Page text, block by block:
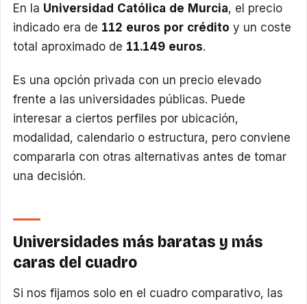
En la Universidad Católica de Murcia, el precio
indicado era de 112 euros por crédito y un coste
total aproximado de 11.149 euros.
Es una opción privada con un precio elevado
frente a las universidades públicas. Puede
interesar a ciertos perfiles por ubicación,
modalidad, calendario o estructura, pero conviene
compararla con otras alternativas antes de tomar
una decisión.
Universidades más baratas y más
caras del cuadro
Si nos fijamos solo en el cuadro comparativo, las